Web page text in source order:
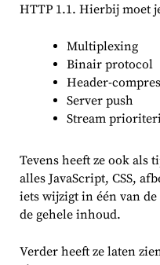
HTTP 1.1. Hierbij moet
Multiplexing
Binair protocol
Header-
Server push
Stream
Tevens heeft ze ook als
alles JavaScript, CSS,
iets wijzigt in één van
de gehele inhoud.
Verder heeft ze laten